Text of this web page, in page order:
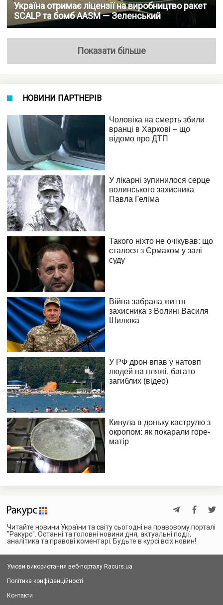
Україна отримає ліцензії на виробництво ракет
SCALP та бомб AASM — Зеленський
Показати більше
НОВИНИ ПАРТНЕРІВ
Читайте новини України та світу сьогодні на правовому порталі
"Ракурс". Останні та головні новини дня, актуальні події,
аналітика та правові коментарі. Будьте в курсі всіх новин!
Умови використання веб-порталу Racurs.ua
Політика конфіденційності
Контакти